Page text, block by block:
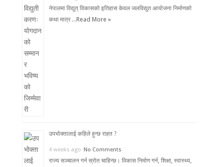
नेपालमा विद्युत् विकासको इतिहास केवल जलविद्युत आयोजना निर्माणको
कथा मात्र …Read More »
उपभोक्तालाई कहिले हुन्छ राहत ?
4 weeks ago No Comments
राज्य सञ्चालन गर्न स्रोत चाहिन्छ। विकास निर्माण गर्न, शिक्षा, स्वास्थ्य,